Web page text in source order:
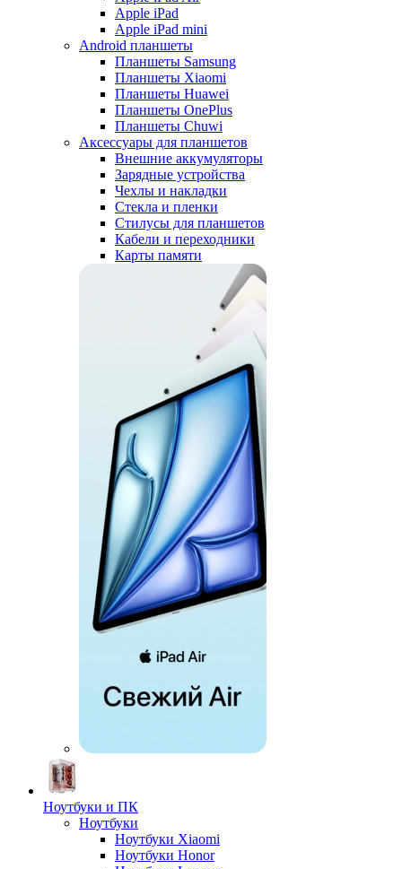
Apple iPad
Apple iPad mini
Android планшеты
Планшеты Samsung
Планшеты Xiaomi
Планшеты Huawei
Планшеты OnePlus
Планшеты Chuwi
Аксессуары для планшетов
Внешние аккумуляторы
Зарядные устройства
Чехлы и накладки
Стекла и пленки
Стилусы для планшетов
Кабели и переходники
Карты памяти
Ноутбуки и ПК
Ноутбуки
Ноутбуки Xiaomi
Ноутбуки Honor